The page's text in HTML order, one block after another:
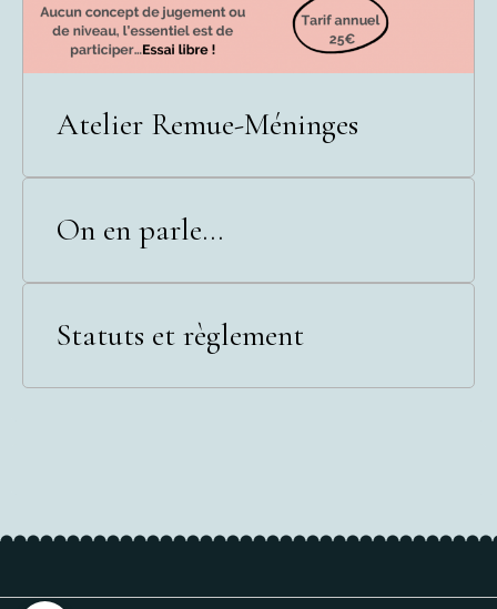
Atelier Remue-Méninges
On en parle...
Statuts et règlement